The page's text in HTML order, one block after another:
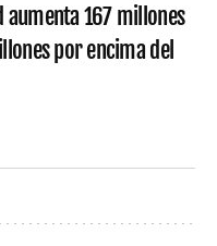
aumenta 167 millones
por encima del